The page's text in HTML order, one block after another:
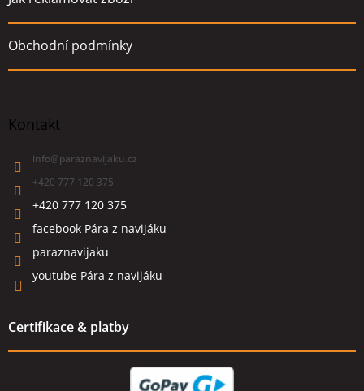
Obchodní podmínky
Kontakt
info@paraznavijaku.cz
+420 777 120 375
+420 777 120 375
facebook Pára z navijáku
paraznavijaku
youtube Pára z navijáku
Certifikace & platby